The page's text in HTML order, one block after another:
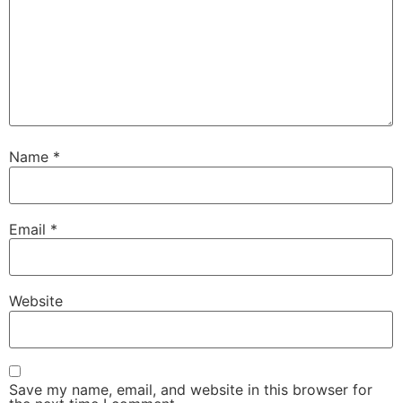
Name *
Email *
Website
Save my name, email, and website in this browser for